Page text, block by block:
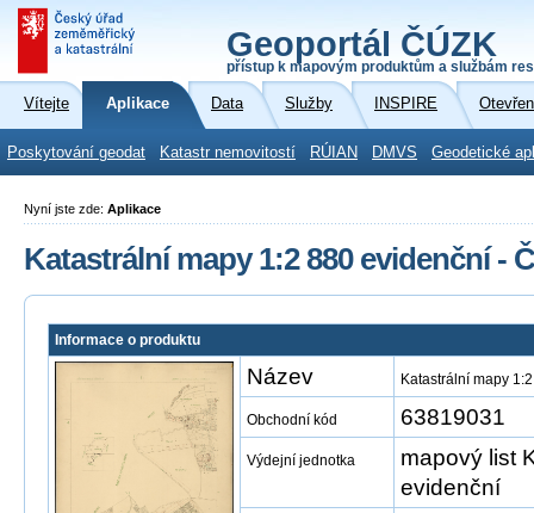
Geoportál ČÚZK
přístup k mapovým produktům a službám
Vítejte Aplikace Data Služby INSPIRE
Poskytování geodat Katastr nemovitostí RÚIAN DMVS Geodetické
Nyní jste zde: Aplikace
Katastrální mapy 1:2 880 evidenční -
Informace o produktu
Název Katastrální mapy
Obchodní kód 63819031
Výdejní jednotka
mapový list
evidenční